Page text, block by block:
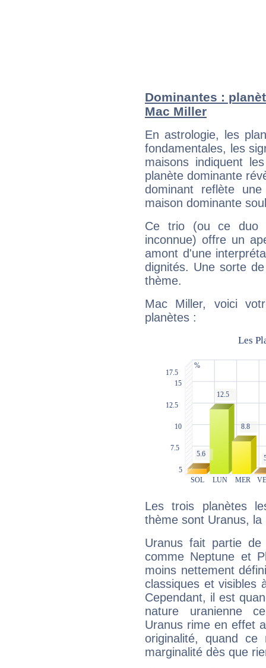
Dominantes :
Mac Miller
En astrologie, les
fondamentales, les
maisons indiquent
planète dominante
dominant reflète
maison dominante
Ce trio (ou ce duo
inconnue) offre un
amont d'une
dignités. Une sorte
thème.
Mac Miller, voici
planètes :
Les trois planètes
thème sont Uranus, la
Uranus fait partie
comme Neptune et
moins nettement
classiques et visibles
Cependant, il est
nature uranienne
Uranus rime en effet
originalité, quand ce
marginalité dès que